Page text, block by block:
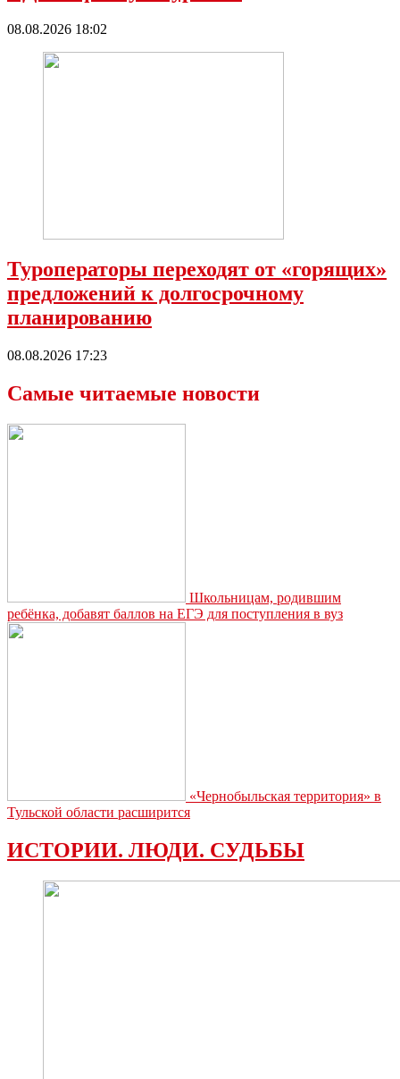
08.08.2026 18:02
Туроператоры переходят от «горящих»
предложений к долгосрочному
планированию
08.08.2026 17:23
Самые читаемые новости
Школьницам, родившим
ребёнка, добавят баллов на ЕГЭ для поступления в вуз
«Чернобыльская территория» в
Тульской области расширится
ИСТОРИИ. ЛЮДИ. СУДЬБЫ